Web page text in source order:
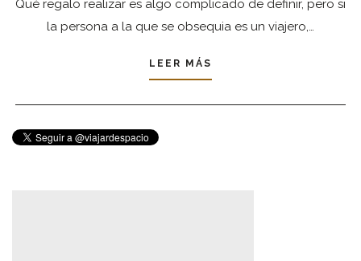
Qué regalo realizar es algo complicado de definir, pero si
la persona a la que se obsequia es un viajero,…
LEER MÁS